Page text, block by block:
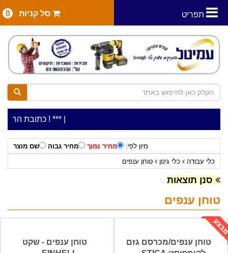
תפריט סל קניות 0
***כתובת החנות: רח' המלאכה 2, ביתן 8 ***כלי עבודה להשכרה בתעריף יומי משתלם ! ***
מיון לפי: מחיר נמוך מחיר גבוה
שם מוצר
כלי עבודה
כלי גינון טוחן ענפים
סנן תוצאות
טוחן ענפים
טוחן ענפים/מכרסם גזם
טוחן ענפים - שקט